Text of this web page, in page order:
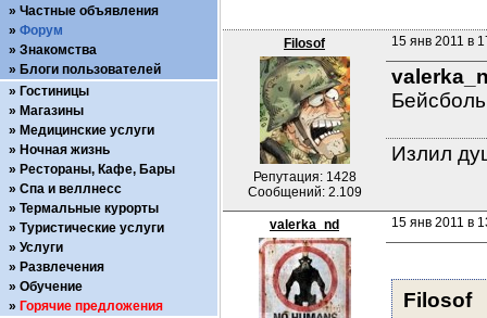
Filosof
Репутация: 1428
Сообщений: 2.109
15 янв 2011 в
Излил
valerka_nd 15 янв 2011 в
Filosof
Частные объявления
Форум
Знакомства
Блоги пользователей
Гостиницы
Магазины
Медицинские услуги
Ночная жизнь
Рестораны, Кафе, Бары
Спа и веллнесс
Термальные курорты
Туристические услуги
Услуги
Развлечения
Обучение
Горячие предложения